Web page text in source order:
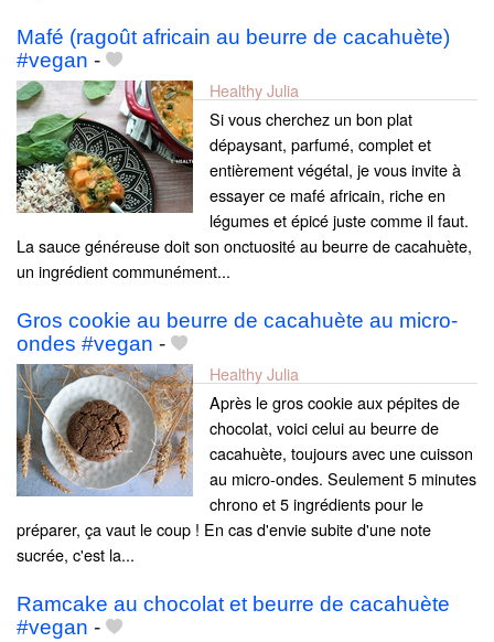
Mafé (ragoût africain au beurre de cacahuète)
#vegan -
Healthy Julia
Si vous cherchez un bon plat
dépaysant, parfumé, complet et
entièrement végétal, je vous invite à
essayer ce mafé africain, riche en
légumes et épicé juste comme il faut.
La sauce généreuse doit son onctuosité au beurre de cacahuète,
un ingrédient communément...
Gros cookie au beurre de cacahuète au micro-
ondes #vegan -
Healthy Julia
Après le gros cookie aux pépites de
chocolat, voici celui au beurre de
cacahuète, toujours avec une cuisson
au micro-ondes. Seulement 5 minutes
chrono et 5 ingrédients pour le
préparer, ça vaut le coup ! En cas d'envie subite d'une note
sucrée, c'est la...
Ramcake au chocolat et beurre de cacahuète
#vegan -